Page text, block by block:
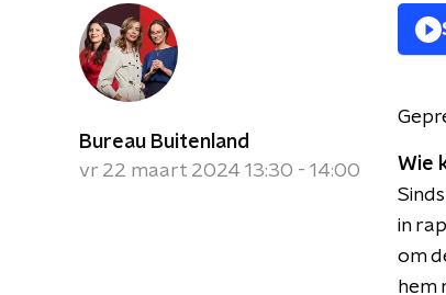
Bureau Buitenland
vr 22 maart 2024 13:30 - 14:00
Wie
in
om
hem